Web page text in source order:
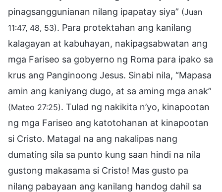
pinagsanggunianan nilang ipapatay siya” (Juan
11:47, 48, 53). Para protektahan ang kanilang
kalagayan at kabuhayan, nakipagsabwatan ang
mga Fariseo sa gobyerno ng Roma para ipako sa
krus ang Panginoong Jesus. Sinabi nila, “Mapasa
amin ang kaniyang dugo, at sa aming mga anak”
(Mateo 27:25). Tulad ng nakikita n’yo, kinapootan
ng mga Fariseo ang katotohanan at kinapootan
si Cristo. Matagal na ang nakalipas nang
dumating sila sa punto kung saan hindi na nila
gustong makasama si Cristo! Mas gusto pa
nilang pabayaan ang kanilang handog dahil sa